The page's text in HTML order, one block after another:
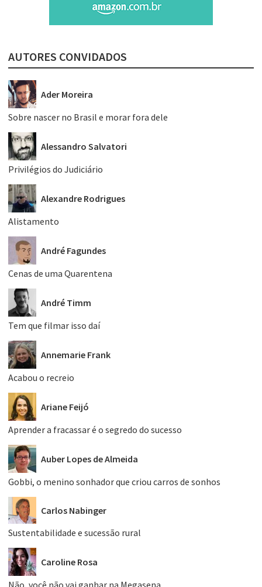
AUTORES CONVIDADOS
Ader Moreira
Sobre nascer no Brasil e morar fora dele
Alessandro Salvatori
Privilégios do Judiciário
Alexandre Rodrigues
Alistamento
André Fagundes
Cenas de uma Quarentena
André Timm
Tem que filmar isso daí
Annemarie Frank
Acabou o recreio
Ariane Feijó
Aprender a fracassar é o segredo do sucesso
Auber Lopes de Almeida
Gobbi, o menino sonhador que criou carros de sonhos
Carlos Nabinger
Sustentabilidade e sucessão rural
Caroline Rosa
Não, você não vai ganhar na Megasena